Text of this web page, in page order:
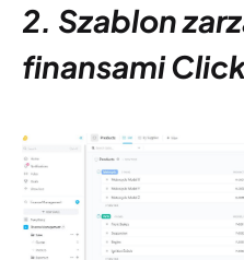
2. Szablon
finansami